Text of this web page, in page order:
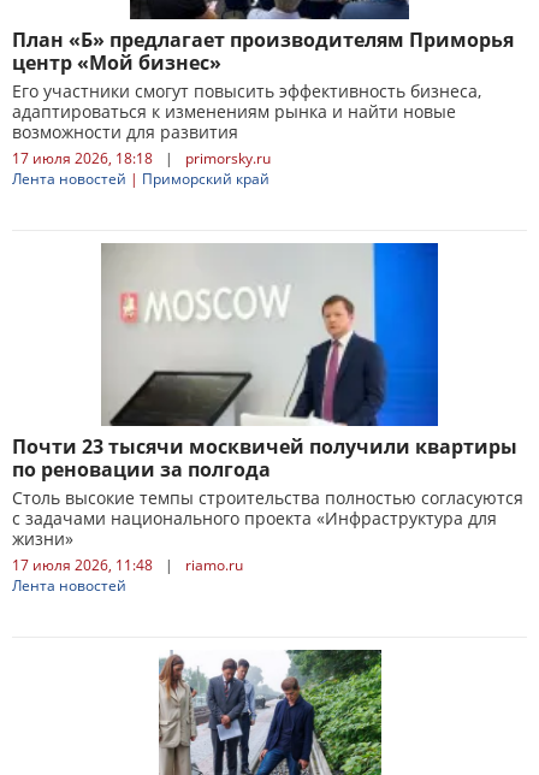
План «Б» предлагает производителям Приморья
центр «Мой бизнес»
Его участники смогут повысить эффективность бизнеса,
адаптироваться к изменениям рынка и найти новые
возможности для развития
17 июля 2026, 18:18 |
primorsky.ru
Лента новостей | Приморский край
Почти 23 тысячи москвичей получили квартиры
по реновации за полгода
Столь высокие темпы строительства полностью согласуются
с задачами национального проекта «Инфраструктура для
жизни»
17 июля 2026, 11:48 |
riamo.ru
Лента новостей